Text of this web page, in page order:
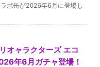
ボ缶が2026年6月に登場し
オャラクターズ エコ
年6月ガチャ登場！